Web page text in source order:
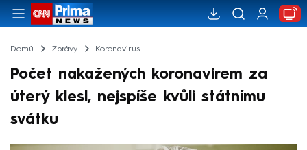
Domů Zprávy Koronavirus
Počet nakažených koronavirem za
úterý klesl, nejspíše kvůli státnímu
svátku